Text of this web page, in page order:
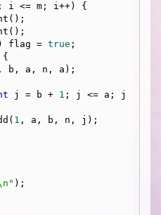
; i <= m; i++) {
flag = true ;
{
, b, a, n, a);
j = b + 1 ; j <= a; j
add(
1 , a, b, n, j);
);